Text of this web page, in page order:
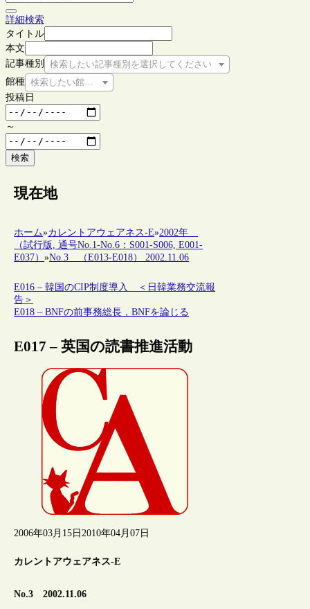
詳細検索
タイトル
本文
記事種別
検索したい記事種別を選択してください
館種 検索したい館種を選択してください
投稿日
～
検索
現在地
ホーム»カレントアウェアネス-E»2002年
（試行版, 通号No.1-No.6：S001-S006, E001-
E037）»No.3 （E013-E018） 2002.11.06
E016 – 韓国のCIP制度導入 ＜日韓業務交流報
告＞
E018 – BNFの前事務総長，BNFを論じる
E017 – 英国の読書推進活動
2006年03月15日 2010年04月07日
カレントアウェアネス-E
No.3 2002.11.06